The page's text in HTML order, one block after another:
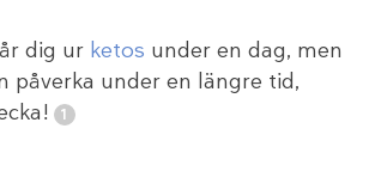
dig ur ketos under en dag, men
påverka under en längre tid,